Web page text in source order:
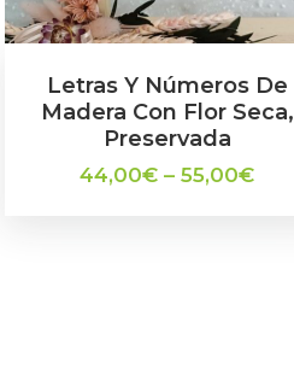
Letras Y Números De
Madera Con Flor Seca,
Preservada
44,00€ –55,00€